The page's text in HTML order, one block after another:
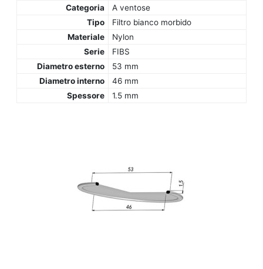
Categoria
A ventose
Tipo
Filtro bianco morbido
Materiale
Nylon
Serie
FIBS
Diametro esterno
53 mm
Diametro interno
46 mm
Spessore
1.5 mm